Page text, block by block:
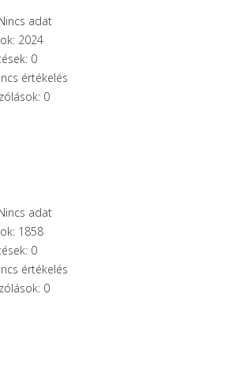
adat
2024
0
értékelés
0
adat
1858
0
értékelés
0